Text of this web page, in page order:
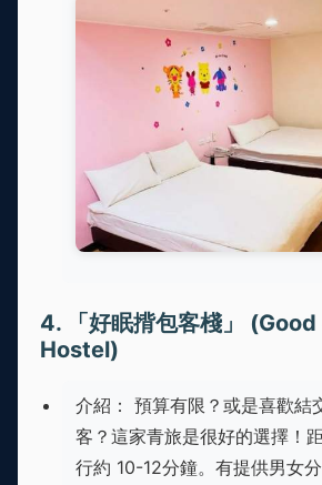
4. 「好眠揹包客棧」
Hostel)
介紹： 預算有限？或是喜歡結
客？這家青旅是很好的選擇！
行約 10-12分鐘。有提供男女